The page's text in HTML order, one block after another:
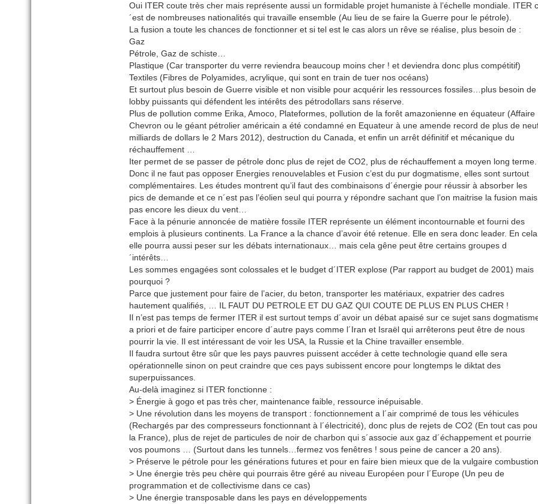
Oui ITER coute très cher mais représente aussi un formidable projet humaniste à l’échelle mondiale. ITER
´est de nombreuses nationalités qui travaille ensemble (Au lieu de se faire la Guerre pour le pétrole).
La fusion a toute les chances de fonctionner et si tel est le cas alors un rêve se réalise, plus besoin de :
Gaz
Pétrole, Gaz de schiste…
Plastique (Car transporter du verre reviendra beaucoup moins cher ! et deviendra donc plus compétitif)
Textiles (Fibres de Polyamides, acrylique, qui sont en train de tuer nos océans)
Et surtout plus besoin de Guerre visible et non visible pour acquérir les ressources fossiles…plus besoin de
lobby puissants qui défendent les intérêts des pétrodollars sans réserve.
Plus de pollution comme Erika, Amoco, Plateformes, pollution de la forêt amazonienne en équateur (Affaire
Chevron ou le géant pétrolier américain a été condamné en Equateur à une amende record de plus de
milliards de dollars le 2 Mars 2012), destruction du Canada, et enfin un arrêt définitif et mécanique du
réchauffement …
Iter permet de se passer de pétrole donc plus de rejet de CO2, plus de réchauffement a moyen long terme.
Donc il ne faut pas opposer Energies renouvelables et Fusion c’est du pur dogmatisme, elles sont surtout
complémentaires. Les études montrent qu’il faut des combinaisons d´énergie pour réussir à absorber les
pics de demande et ce n´est pas l’éolien seul qui pourra y répondre sachant que l’on maitrise la fusion mais
pas encore les dieux du vent…
Face à la pénurie annoncée de matière fossile ITER représente un élément incontournable et fourni des
emplois à plusieurs continents. La France a la chance d’avoir été retenue. Elle en sera donc leader. En cela
elle pourra aussi peser sur les débats internationaux… mais cela gêne peut être certains groupes d
´intérêts…
Les sommes engagées sont colossales et le budget d´ITER explose (Par rapport au budget de 2001) mais
pourquoi ?
Parce que justement pour faire de l’acier, du beton, transporter les matériaux, expatrier des cadres
hautement qualifiés, … IL FAUT DU PETROLE ET DU GAZ QUI COUTE DE PLUS EN PLUS CHER !
Il n’est pas temps de fermer ITER il est surtout temps d´avoir un débat apaisé sur ce sujet sans
a priori et de faire participer encore d´autre pays comme l´Iran et Israël qui arrêterons peut être de nous
pourrir la vie. Il est intéressant de voir les USA, la Russie et la Chine travailler ensemble.
Il faudra surtout être sûr que les pays pauvres puissent accéder à cette technologie quand elle sera
opérationnelle sinon on peut craindre que ces pays subissent encore pour longtemps le diktat des
superpuissances.
Au-delà imaginez si ITER fonctionne :
> Énergie à gogo et pas très cher, maintenance faible, ressource inépuisable.
> Une révolution dans les moyens de transport : fonctionnement a l´air comprimé de tous les véhicules
(Rechargés par des compresseurs fonctionnant à l´électricité), donc plus de rejets de CO2 (En tout cas
la France), plus de rejet de particules de noir de charbon qui s´associe aux gaz d´échappement et pourrie
vos poumons … (Surtout dans les tunnels…fermez vos fenêtres ! sous peine de cancer a 20 ans).
> Préserve le pétrole pour les générations futures et pour en faire bien mieux que de la vulgaire
> Une énergie très peu chère qui pourrais être géré au niveau Européen pour l´Europe (Un peu de
programmation et de collectivisme dans ce cas)
> Une énergie transposable dans les pays en développements